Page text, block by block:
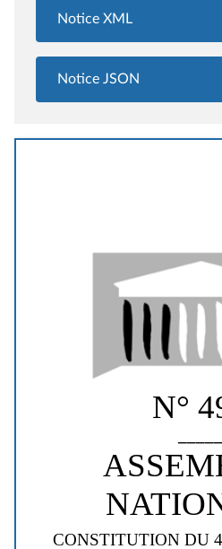
Notice XML
Notice JSON